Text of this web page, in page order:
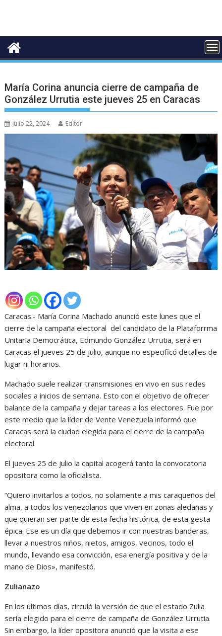
María Corina anuncia cierre de campaña de
González Urrutia este jueves 25 en Caracas
julio 22, 2024 Editor
Caracas.- María Corina Machado anunció este lunes que el
cierre de la campaña electoral del candidato de la Plataforrma
Unitaria Democrática, Edmundo González Urrutia, será en
Caracas el jueves 25 de julio, aunque no especificó detalles de
lugar ni horarios.
Machado suele realizar transmisiones en vivo en sus redes
sociales a inicios de semana. Esto con el objetivo de ofrecer
balance de la campaña y dejar tareas a los electores. Fue por
este medio que la líder de Vente Venezuela informó que
Caracas será la ciudad elegida para el cierre de la campaña
electoral.
El jueves 25 de julio la capital acogerá tanto la convocatoria
opositora como la oficialista.
“Quiero invitarlos a todos, no solamente a mis caraqueños del
alma, a todos los venezolanos que viven en zonas aledañas y
que quieran ser parte de esta fecha histórica, de esta gesta
épica. Ese es un día que debemos ir con nuestras banderas,
llevar a nuestros niños, nietos, amigos, vecinos, todo el
mundo, llevando esa convicción, esa energía positiva y de la
mano de Dios», manifestó.
Zulianazo
En los últimos días, circuló la versión de que el estado Zulia
sería elegido para el cierre de campaña de González Urrutia.
Sin embargo, la líder opositora anunció que la visita a ese